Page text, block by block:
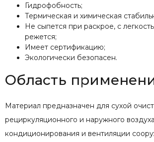
Гидрофобность;
Термическая и химическая
Не сыпется при раскрое, с
режется;
Имеет сертификацию;
Экологически безопасен.
Область
Материал предназначен для сухой
рециркуляционного и наружного
кондиционирования и вентиляции